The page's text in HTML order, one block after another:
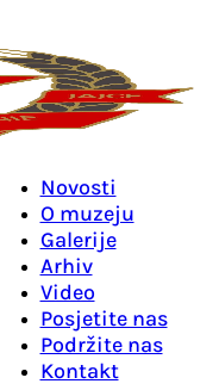
Novosti
O muzeju
Galerije
Arhiv
Video
Posjetite nas
Podržite nas
Kontakt